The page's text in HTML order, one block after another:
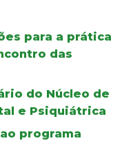
para a prática
das
do Núcleo de
e Psiquiátrica
programa